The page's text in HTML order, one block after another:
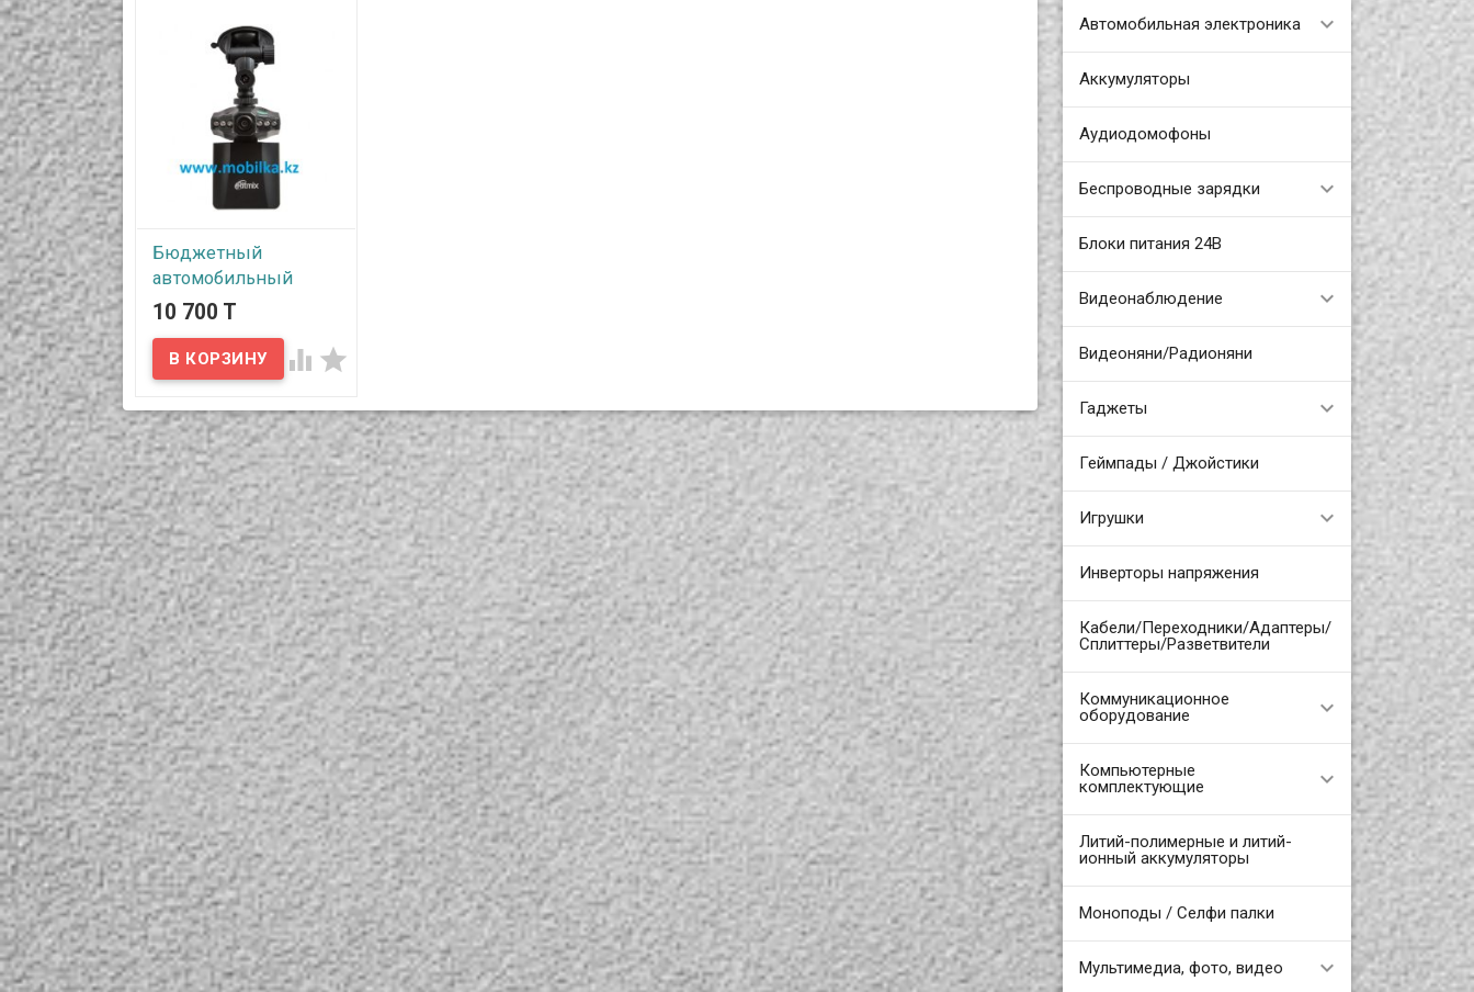
Автомобильная электроника
Аккумуляторы
Аудиодомофоны
Беспроводные зарядки
Блоки питания 24В
Видеонаблюдение
Видеоняни/Радионяни
Гаджеты
Геймпады / Джойстики
Игрушки
Инверторы напряжения
Кабели/Переходники/Адаптеры/
Сплиттеры/Разветвители
Коммуникационное
оборудование
Компьютерные
комплектующие
Литий-полимерные и литий-
ионный аккумуляторы
Моноподы / Селфи палки
Мультимедиа, фото, видео
Бюджетный
автомобильный
видеорегистратор с
поворотным
дисплеем, ID330R
В наличии
Предоставляем вашему
вниманию бюджетный
автомобильный
видеорегистратор с
поворотным откидным
дисплеем. Данная
особенность выделяет эту
модель
видеорегистратора среди
массы аналогичных
моделей. Удобство
ведения записи при
закрытом дисплее нельзя
переоценить. В закрытом
состоянии
видеорегистратор
практически не создает
помех видимости на
лобовом стекле. Так же
поворотный дисплей
можно разворачивать в
нужную сторону, не
10 700 T
 